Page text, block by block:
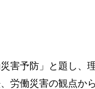
害予防」と題し、
労働災害の観点か